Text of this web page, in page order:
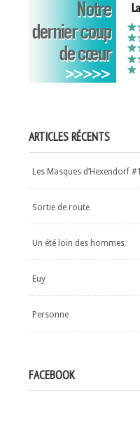
ARTICLES RÉCENTS
Les Masques d’Hexendorf #1
Sortie de route
Un été loin des hommes
Euy
Personne
FACEBOOK